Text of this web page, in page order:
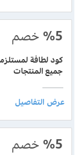
%5 خصم
جميع المنتجات
%5 خصم